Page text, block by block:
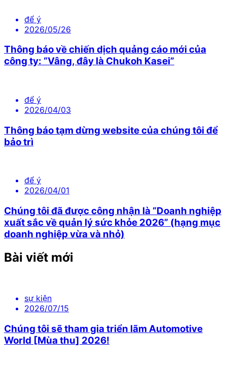
để ý
2026/05/26
Thông báo về chiến dịch quảng cáo mới của
công ty: “Vâng, đây là Chukoh Kasei”
để ý
2026/04/03
Thông báo tạm dừng website của chúng tôi để
bảo trì
để ý
2026/04/01
Chúng tôi đã được công nhận là “Doanh nghiệp
xuất sắc về quản lý sức khỏe 2026” (hạng mục
doanh nghiệp vừa và nhỏ)
Bài viết mới
sự kiện
2026/07/15
Chúng tôi sẽ tham gia triển lãm Automotive
World [Mùa thu] 2026!